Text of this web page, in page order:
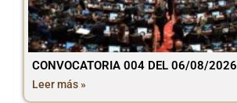
CONVOCATORIA 004 DEL 06/08/2026
Leer más »